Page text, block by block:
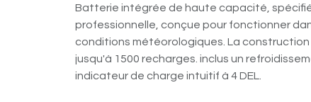
Batterie intégrée de haute capacité,
professionnelle, conçue pour fonctionner
conditions météorologiques. La
jusqu'à 1500 recharges. inclus un
indicateur de charge intuitif à 4 DEL.